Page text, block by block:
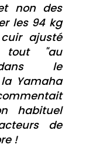
non des
les 94 kg
ajusté
"au
dans le
Yamaha
habituel
de
!